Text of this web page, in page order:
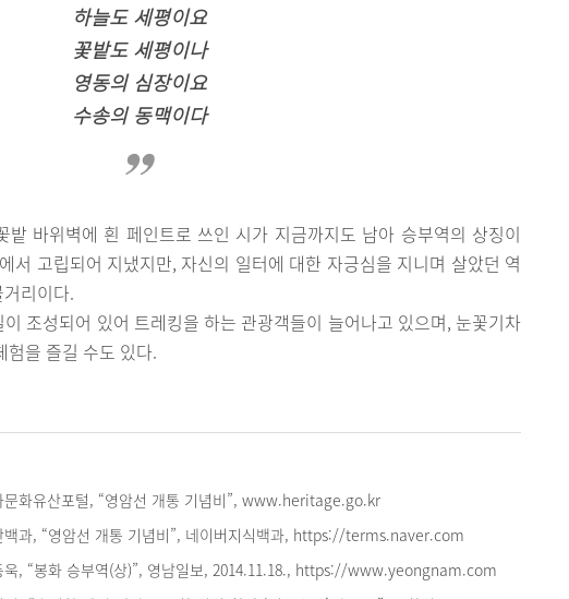
하늘도 세평이요
꽃밭도 세평이나
영동의 심장이요
수송의 동맥이다
밭 바위벽에 흰 페인트로 쓰인 시가 지금까지도 남아 승부역의 상징이
서 고립되어 지냈지만, 자신의 일터에 대한 자긍심을 지니며 살았던 역
리이다.
조성되어 있어 트레킹을 하는 관광객들이 늘어나고 있으며, 눈꽃기차
험을 즐길 수도 있다.
문화유산포털, “영암선 개통 기념비”, www.heritage.go.kr
백과, “영암선 개통 기념비”, 네이버지식백과, https://terms.naver.com
욱, “봉화 승부역(상)”, 영남일보, 2014.11.18., https://www.yeongnam.com